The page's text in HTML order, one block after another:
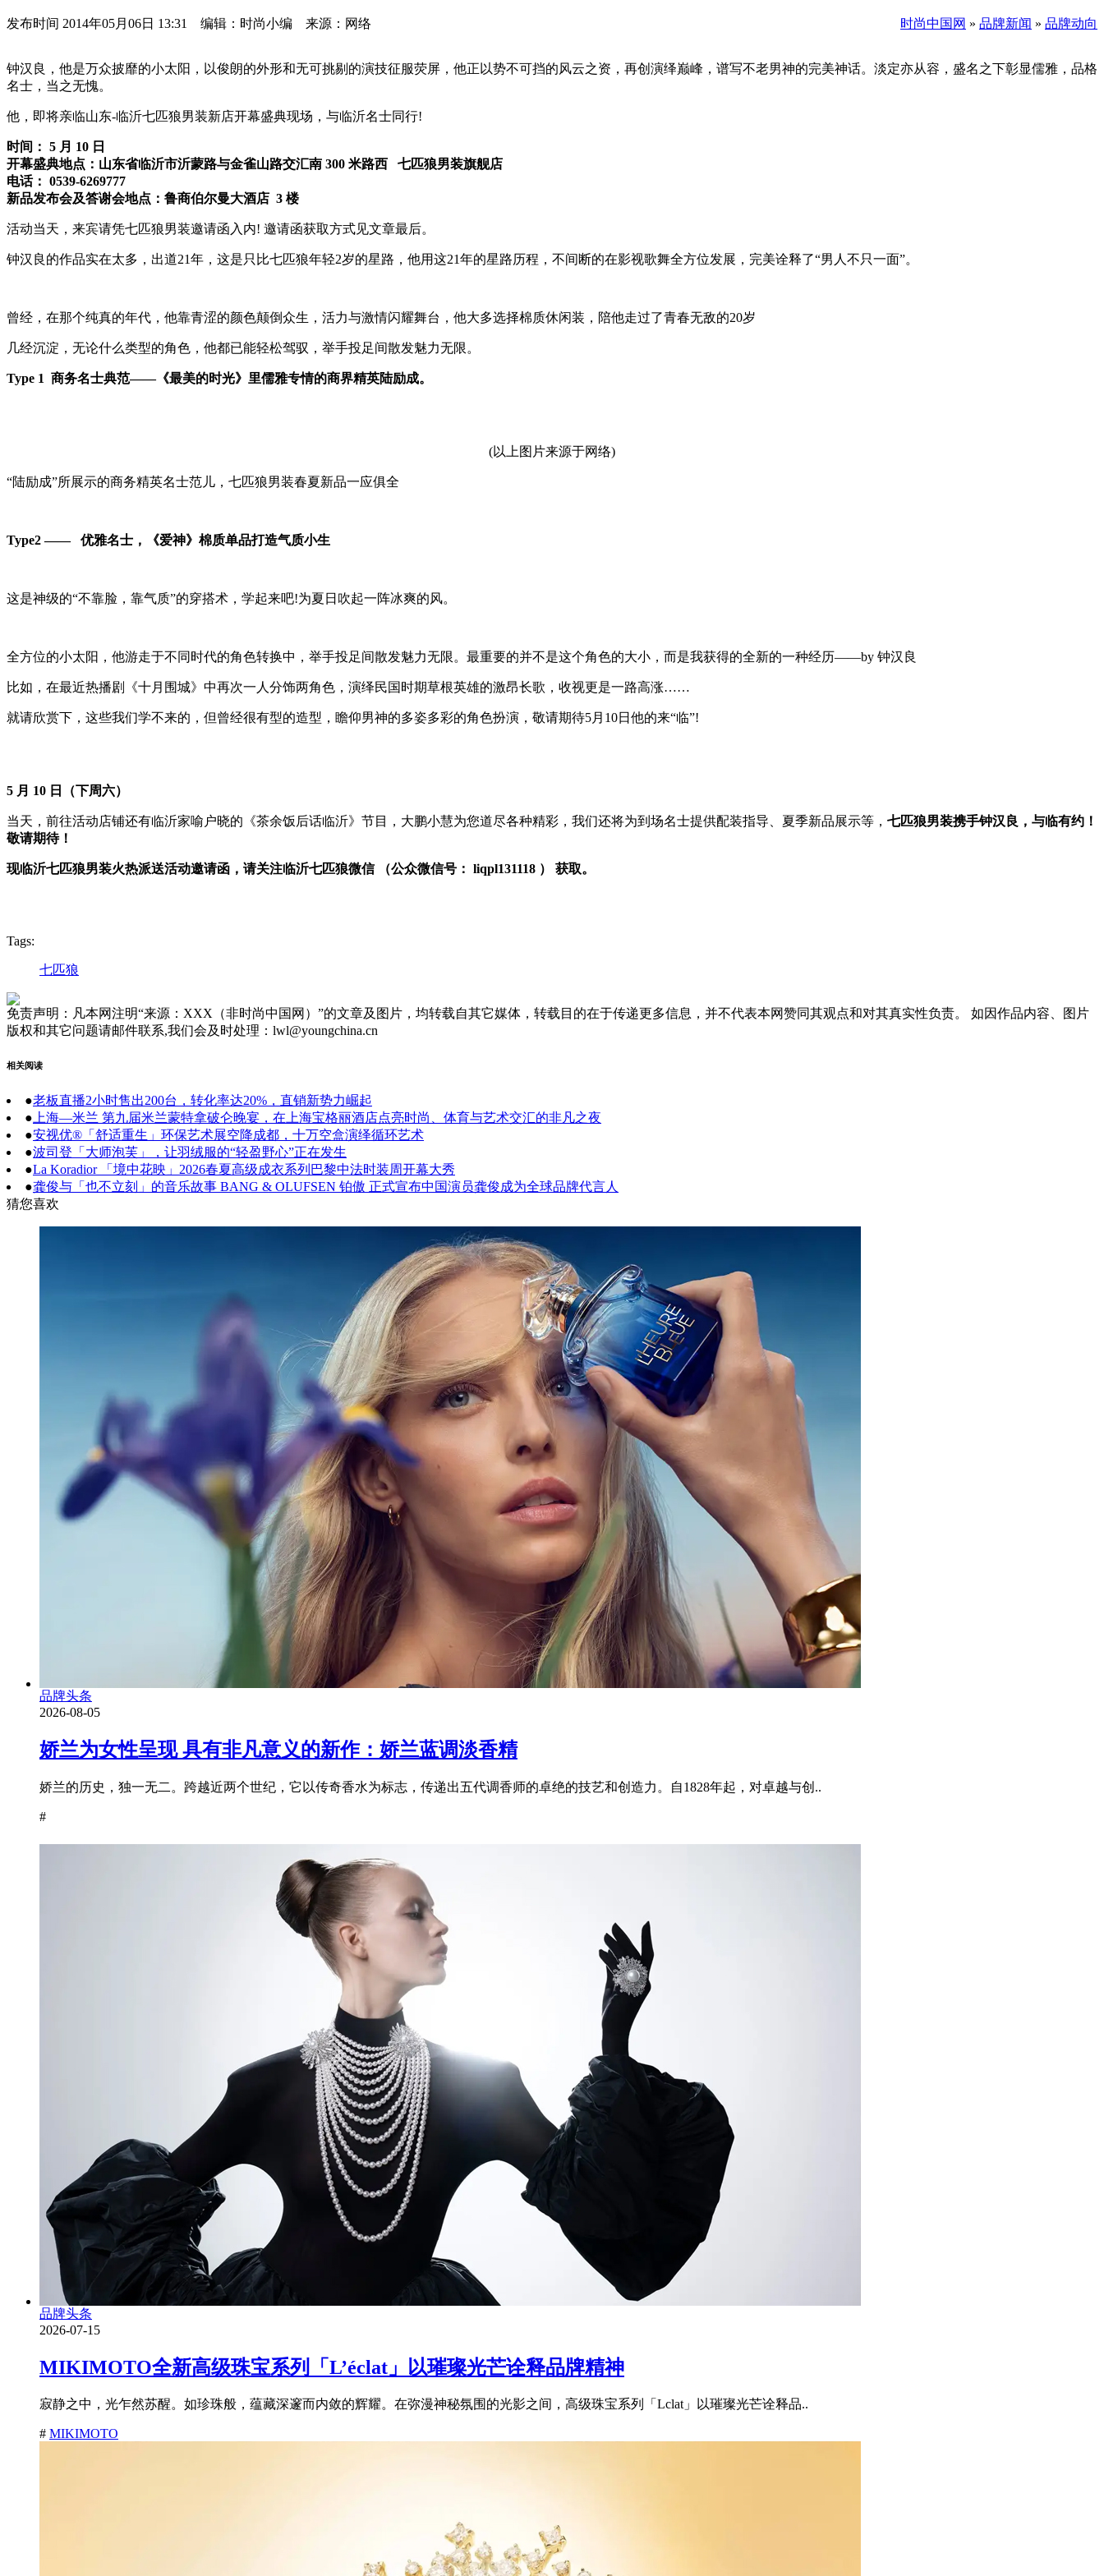
发布时间 2014年05月06日 13:31 编辑：时尚小编 来源：网络 时尚中国网 » 品牌新闻 » 品牌动向
钟汉良，他是万众披靡的小太阳，以俊朗的外形和无可挑剔的演技征服荧屏，他正以势不可挡的风云之资，再创演绎巅峰，谱写不老男神的完美神话。淡定亦从容，盛名之下彰显儒雅，品格
名士，当之无愧。
他，即将亲临山东-临沂七匹狼男装新店开幕盛典现场，与临沂名士同行!
时间： 5 月 10 日
开幕盛典地点：山东省临沂市沂蒙路与金雀山路交汇南 300 米路西
七匹狼男装旗舰店
电话： 0539-6269777
新品发布会及答谢会地点：鲁商伯尔曼大酒店 3 楼
活动当天，来宾请凭七匹狼男装邀请函入内! 邀请函获取方式见文章最后。
钟汉良的作品实在太多，出道21年，这是只比七匹狼年轻2岁的星路，他用这21年的星路历程，不间断的在影视歌舞全方位发展，完美诠释了“男人不只一面”。
曾经，在那个纯真的年代，他靠青涩的颜色颠倒众生，活力与激情闪耀舞台，他大多选择棉质休闲装，陪他走过了青春无敌的20岁
几经沉淀，无论什么类型的角色，他都已能轻松驾驭，举手投足间散发魅力无限。
Type 1 商务名士典范——《最美的时光》里儒雅专情的商界精英陆励成。
(以上图片来源于网络)
“陆励成”所展示的商务精英名士范儿，七匹狼男装春夏新品一应俱全
Type2 —— 优雅名士，《爱神》棉质单品打造气质小生
这是神级的“不靠脸，靠气质”的穿搭术，学起来吧!为夏日吹起一阵冰爽的风。
全方位的小太阳，他游走于不同时代的角色转换中，举手投足间散发魅力无限。最重要的并不是这个角色的大小，而是我获得的全新的一种经历——by 钟汉良
比如，在最近热播剧《十月围城》中再次一人分饰两角色，演绎民国时期草根英雄的激昂长歌，收视更是一路高涨……
就请欣赏下，这些我们学不来的，但曾经很有型的造型，瞻仰男神的多姿多彩的角色扮演，敬请期待5月10日他的来“临”!
5 月 10 日（下周六）
当天，前往活动店铺还有临沂家喻户晓的《茶余饭后话临沂》节目，大鹏小慧为您道尽各种精彩，我们还将为到场名士提供配装指导、夏季新品展示等， 七匹狼男装携手钟汉良，与临有约！
敬请期待！
现临沂七匹狼男装火热派送活动邀请函，请关注临沂七匹狼微信 （公众微信号： liqpl131118 ） 获取。
Tags:
七匹狼
免责声明：凡本网注明“来源：XXX（非时尚中国网）”的文章及图片，均转载自其它媒体，转载目的在于传递更多信息，并不代表本网赞同其观点和对其真实性负责。 如因作品内容、图片
版权和其它问题请邮件联系,我们会及时处理：lwl@youngchina.cn
相关阅读
●老板直播2小时售出200台，转化率达20%，直销新势力崛起
● 上海—米兰 第九届米兰蒙特拿破仑晚宴，在上海宝格丽酒店点亮时尚、体育与艺术交汇的非凡之夜
●安视优®「舒适重生」环保艺术展空降成都，十万空盒演绎循环艺术
●波司登「大师泡芙」，让羽绒服的“轻盈野心”正在发生
●La Koradior 「境中花映」2026春夏高级成衣系列巴黎中法时装周开幕大秀
●龚俊与「也不立刻」的音乐故事 BANG & OLUFSEN 铂傲 正式宣布中国演员龚俊成为全球品牌代言人
猜您喜欢
品牌头条
2026-08-05
娇兰为女性呈现 具有非凡意义的新作：娇兰蓝调淡香精
娇兰的历史，独一无二。跨越近两个世纪，它以传奇香水为标志，传递出五代调香师的卓绝的技艺和创造力。自1828年起，对卓越与创..
#
品牌头条
2026-07-15
MIKIMOTO全新高级珠宝系列「L’éclat」以璀璨光芒诠释品牌精神
寂静之中，光乍然苏醒。如珍珠般，蕴藏深邃而内敛的辉耀。在弥漫神秘氛围的光影之间，高级珠宝系列「Lclat」以璀璨光芒诠释品..
# MIKIMOTO